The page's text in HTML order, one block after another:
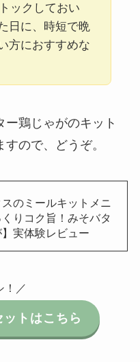
ックしておい
日に、時短で晩
方におすすめな
ー鶏じゃがのキット
ので、どうぞ。
のミールキットメニ
くりコク旨！みそバタ
実体験レビュー
！／
トはこちら